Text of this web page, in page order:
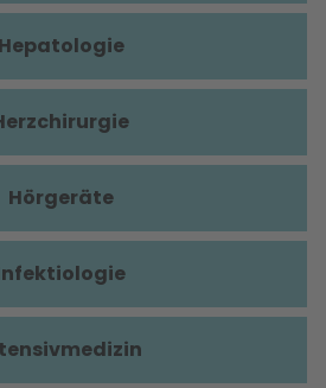
Hepatologie
Hörgeräte